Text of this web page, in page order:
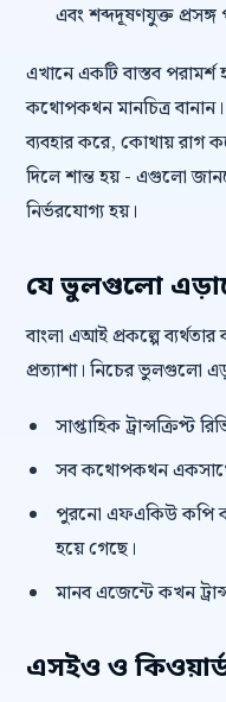
এবং শব্দদূষণযুক্ত
এখানে একটি বাস্তব
কথোপকথন মানচিত্র
ব্যবহার করে, কোথায় রাগ
দিলে শান্ত হয় - এগুলো
নির্ভরযোগ্য হয়।
যে ভুলগুলো
বাংলা এআই প্রকল্পে
প্রত্যাশা। নিচের ভুলগুলো
সাপ্তাহিক
সব কথোপকথন
পুরনো এফএকিউ কপি
হয়ে গেছে।
মানব এজেন্টে কখন
এসইও ও কিওয়ার্ড